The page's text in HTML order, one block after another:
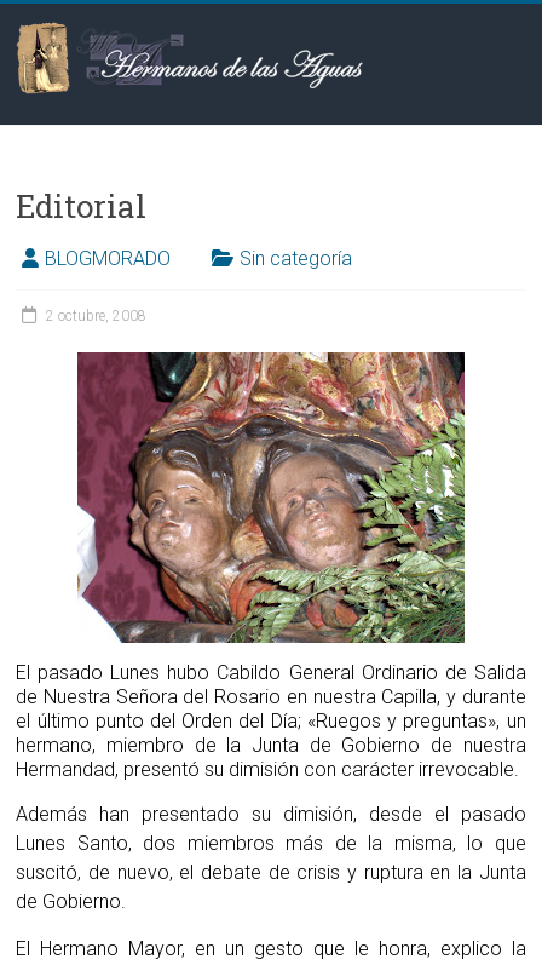
contenido
Hermanos
las
Aguas
Editorial
BLOGMORADO Sin categoría
2 octubre, 2008
El pasado Lunes hubo Cabildo General Ordinario de Salida
de Nuestra Señora del Rosario en nuestra Capilla, y durante
el último punto del Orden del Día; «Ruegos y preguntas», un
hermano, miembro de la Junta de Gobierno de nuestra
Hermandad, presentó su dimisión con carácter irrevocable.
Además han presentado su dimisión, desde el pasado
Lunes Santo, dos miembros más de la misma, lo que
suscitó, de nuevo, el debate de crisis y ruptura en la Junta
de Gobierno.
El Hermano Mayor, en un gesto que le honra, explico la